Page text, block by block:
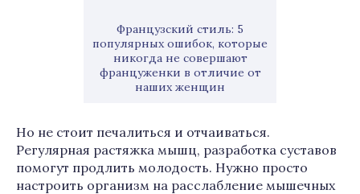
Французский стиль: 5
популярных ошибок, которые
никогда не совершают
француженки в отличие от
наших женщин
Но не стоит печалиться и отчаиваться.
Регулярная растяжка мышц, разработка суставов
помогут продлить молодость. Нужно просто
настроить организм на расслабление мышечных